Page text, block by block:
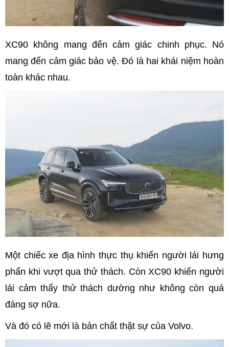
XC90 không mang đến cảm giác chinh phục. Nó
mang đến cảm giác bảo vệ. Đó là hai khái niệm hoàn
toàn khác nhau.
Một chiếc xe địa hình thực thụ khiến người lái hưng
phấn khi vượt qua thử thách. Còn XC90 khiến người
lái cảm thấy thử thách dường như không còn quá
đáng sợ nữa.
Và đó có lẽ mới là bản chất thật sự của Volvo.